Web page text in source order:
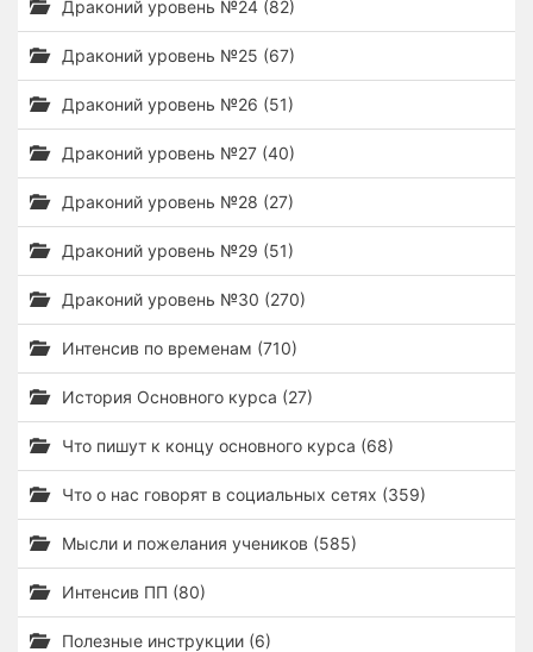
Драконий уровень №24 (82)
Драконий уровень №25 (67)
Драконий уровень №26 (51)
Драконий уровень №27 (40)
Драконий уровень №28 (27)
Драконий уровень №29 (51)
Драконий уровень №30 (270)
Интенсив по временам (710)
История Основного курса (27)
Что пишут к концу основного курса (68)
Что о нас говорят в социальных сетях (359)
Мысли и пожелания учеников (585)
Интенсив ПП (80)
Полезные инструкции (6)